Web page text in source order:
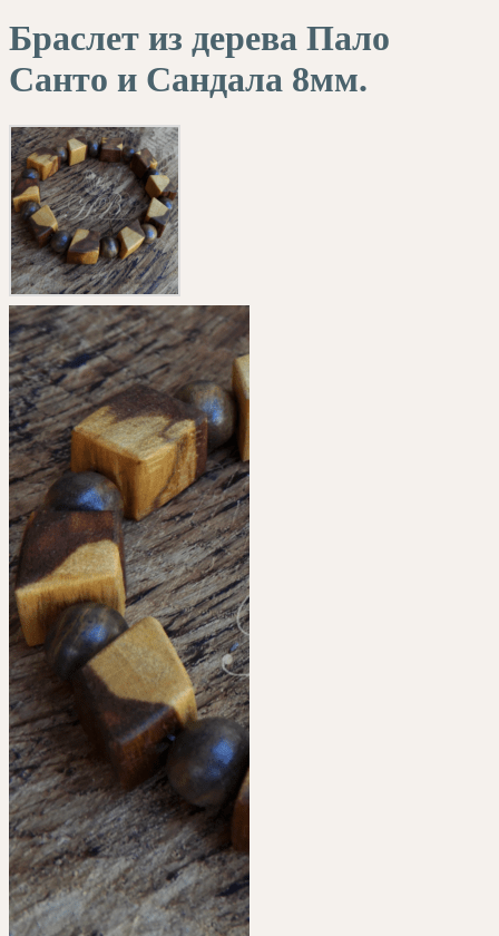
Браслет из дерева Пало
Санто и Сандала 8мм.